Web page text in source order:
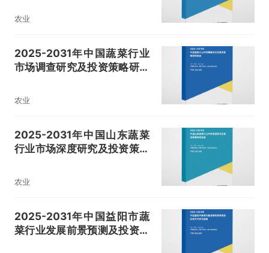
农业
2025-2031年中国蔬菜行业
市场调查研究及投资策略研究
农业
2025-2031年中国山东蔬菜
行业市场深度研究及投资策略
农业
2025-2031年中国益阳市蔬
菜行业发展前景预测及投资方